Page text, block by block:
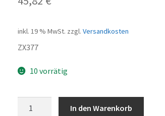
inkl. 19 % MwSt. zzgl. Versandkosten
ZX377
10 vorrätig
In den Warenkorb